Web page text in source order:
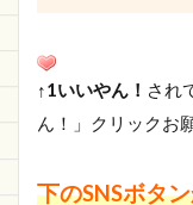
↑1いいやん！ され
ん！」クリックお
下のSNSボタ